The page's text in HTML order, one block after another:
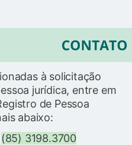
à solicitação
jurídica, entre em
de Pessoa
abaixo:
(85) 3198.3700